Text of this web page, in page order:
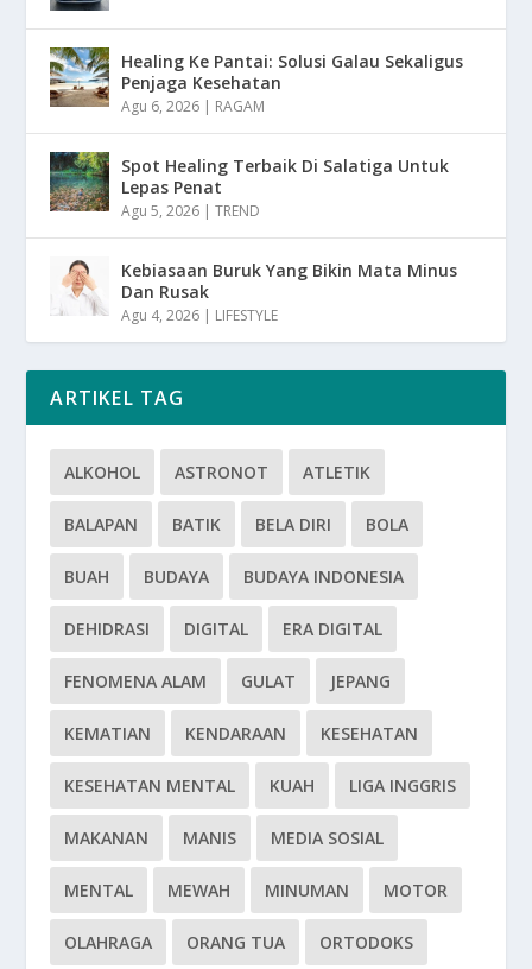
Healing Ke Pantai: Solusi Galau Sekaligus
Penjaga Kesehatan
Agu 6, 2026 | RAGAM
Spot Healing Terbaik Di Salatiga Untuk
Lepas Penat
Agu 5, 2026 |TREND
Kebiasaan Buruk Yang Bikin Mata Minus
Dan Rusak
Agu 4, 2026 | LIFESTYLE
ARTIKEL TAG
ALKOHOL ASTRONOT ATLETIK
BALAPAN BATIK BELA DIRI BOLA
BUAH BUDAYA BUDAYA INDONESIA
DEHIDRASI DIGITAL ERA DIGITAL
FENOMENA ALAM GULAT JEPANG
KEMATIAN KENDARAAN KESEHATAN
KESEHATAN MENTAL KUAH LIGA INGGRIS
MAKANAN MANIS MEDIA SOSIAL
MENTAL MEWAH MINUMAN MOTOR
OLAHRAGA ORANG TUA ORTODOKS